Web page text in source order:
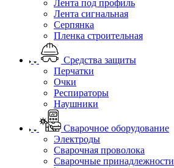
Лента под профиль
Лента сигнальная
Серпянка
Пленка строительная
Средства защиты
Перчатки
Очки
Респираторы
Наушники
Сварочное оборудование
Электроды
Сварочная проволока
Сварочные принадлежности